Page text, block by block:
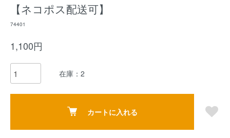
【ネコポス配送可】
74401
1,100円
在庫：2
カートに入れる